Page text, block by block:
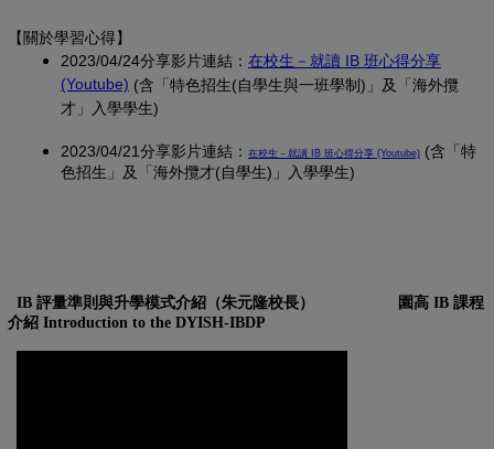
【關於學習心得】
2023/04/24分享影片連結： 在校生－就讀 IB 班心得分享
(Youtube) (另開新視窗)
(含「特色招生(自學生與一班學制)」及「海外攬
才」入學學生)
2023/04/21分享影片連結： 在校生－就讀 IB 班心得分享 (Youtube) (另開新視窗)
(含「特
色招生」及「海外攬才(自學生)」入學學生)
IB 評量準則與升學模式介紹（朱元隆校長）
園高 IB 課程
介紹 Introduction to the DYISH-IBDP